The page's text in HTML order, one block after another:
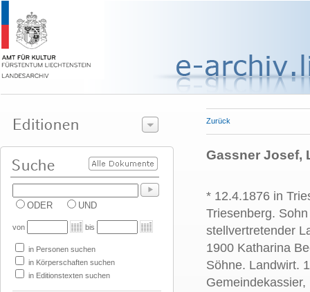
ODER UND
von bis
in Personen suchen
in Körperschaften suchen
in Editionstexten suchen
Zurück
Gassner Josef,
* 12.4.1876 in
Triesenberg.
stellvertretender
1900 Katharina
Söhne. Landwirt.